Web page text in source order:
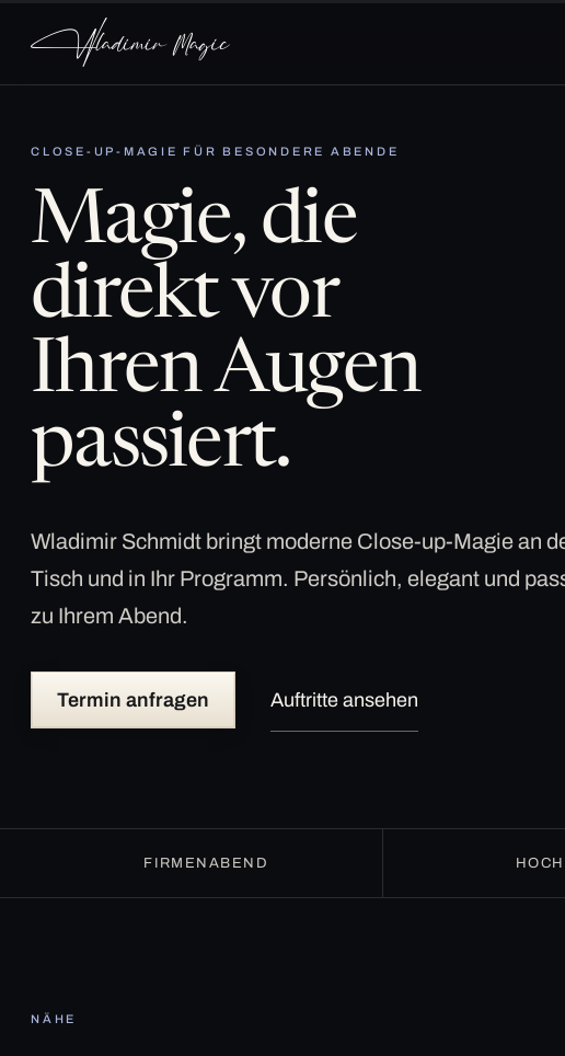
CLOSE-UP-MAGIE FÜR BESONDERE ABENDE
Magie, die
direkt vor
Ihren Augen
passiert.
Wladimir Schmidt bringt moderne Close-up-Magie an
Tisch und in Ihr Programm. Persönlich, elegant und
zu Ihrem Abend.
Termin anfragen Auftritte ansehen
FIRMENABEND
NÄHE